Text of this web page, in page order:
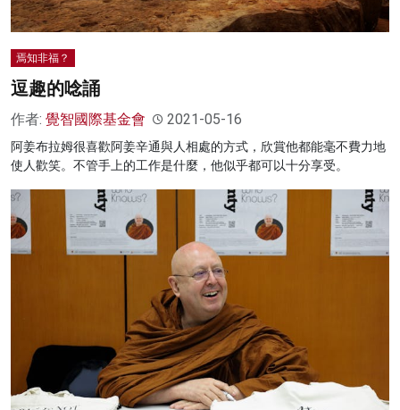
焉知非福？
逗趣的唸誦
作者: 覺智國際基金會 2021-05-16
阿姜布拉姆很喜歡阿姜辛通與人相處的方式，欣賞他都能毫不費力地
使人歡笑。不管手上的工作是什麼，他似乎都可以十分享受。